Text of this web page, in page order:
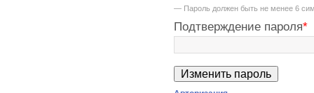
— Пароль должен быть не менее 6
Подтверждение пароля*